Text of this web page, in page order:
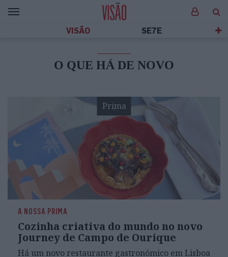
VISÃO SE7E
O QUE HÁ DE NOVO
Prima
A NOSSA PRIMA
Cozinha criativa do mundo no novo
Journey de Campo de Ourique
Há um novo restaurante gastronómico em Lisboa